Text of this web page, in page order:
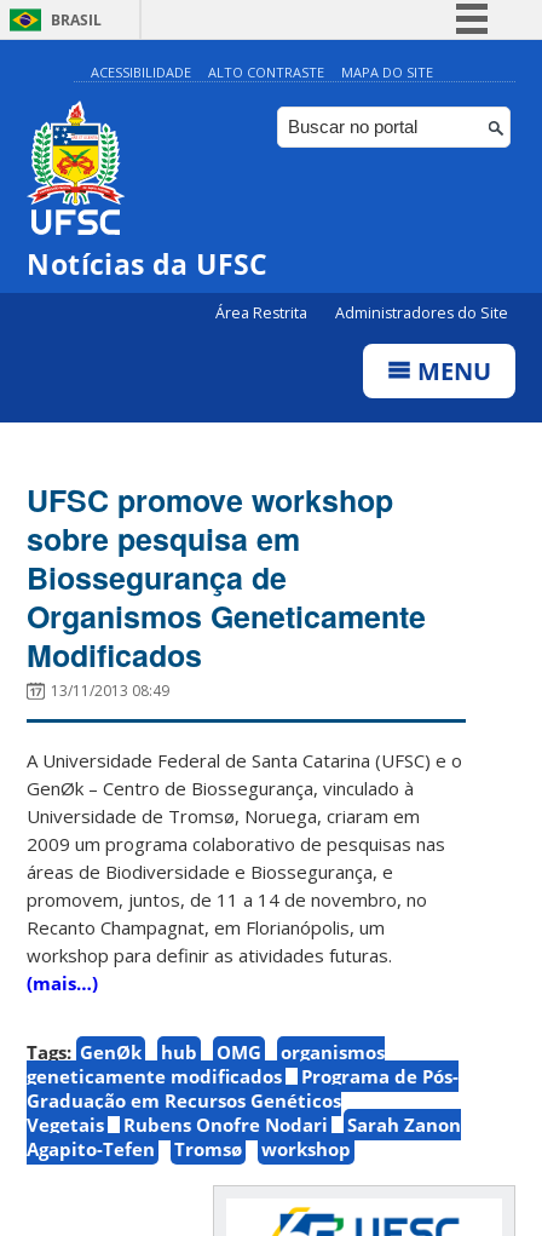
BRASIL
Simplifique!
Comunica BR
Participe
ACESSIBILIDADE ALTO CONTRASTE MAPA DO SITE
Notícias da UFSC
Área Restrita Administradores do Site
MENU
UFSC promove workshop
sobre pesquisa em
Biossegurança de
Organismos Geneticamente
Modificados
13/11/2013 08:49
A Universidade Federal de Santa Catarina (UFSC) e o
GenØk – Centro de Biossegurança, vinculado à
Universidade de Tromsø, Noruega, criaram em
2009 um programa colaborativo de pesquisas nas
áreas de Biodiversidade e Biossegurança, e
promovem, juntos, de 11 a 14 de novembro, no
Recanto Champagnat, em Florianópolis, um
workshop para definir as atividades futuras.
(mais…)
Tags: GenØk hub OMG
organismos
geneticamente modificados
Programa de Pós-
Graduação em Recursos Genéticos
Vegetais
Rubens Onofre Nodari
Sarah Zanon
Agapito-Tefen
Tromsø workshop